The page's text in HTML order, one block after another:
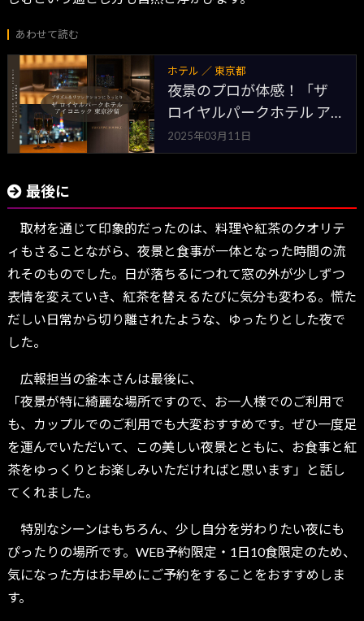
あわせて読む
ホテル ／ 東京都
夜景のプロが体感！「ザ
ロイヤルパークホテル ア
イコニック 東京汐留」の
プリズム＆リフレクション
2025年03月11日
最後に
取材を通じて印象的だったのは、料理や紅茶のクオリテ
ィもさることながら、夜景と食事が一体となった時間の流
れそのものでした。日が落ちるにつれて窓の外が少しずつ
表情を変えていき、紅茶を替えるたびに気分も変わる。慌た
だしい日常から切り離されたような、ゆったりとした夜で
した。
広報担当の釜本さんは最後に、
「夜景が特に綺麗な場所ですので、お一人様でのご利用で
も、カップルでのご利用でも大変おすすめです。ぜひ一度足
を運んでいただいて、この美しい夜景とともに、お食事と紅
茶をゆっくりとお楽しみいただければと思います」と話し
てくれました。
特別なシーンはもちろん、少し自分を労わりたい夜にも
ぴったりの場所です。WEB予約限定・1日10食限定のため、
気になった方はお早めにご予約をすることをおすすめしま
す。